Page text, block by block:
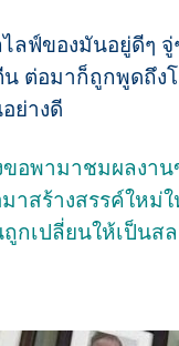
ลฟ์ของมันอยู่ดีๆ
ต่อมาก็ถูกพูดถึง
ย่างดี
อพามาชมผลงา
าสร้างสรรค์ใหม่
กเปลี่ยนให้เป็น